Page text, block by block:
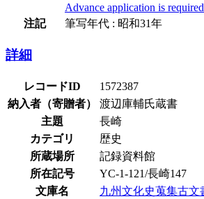
Advance application is
注記
筆写年代 : 昭和31年
詳細
レコードID
1572387
納入者（寄贈者）
渡辺庫輔氏蔵書
主題
長崎
カテゴリ
歴史
所蔵場所
記録資料館
所在記号
YC-1-121/長崎147
文庫名
九州文化史蒐集古文